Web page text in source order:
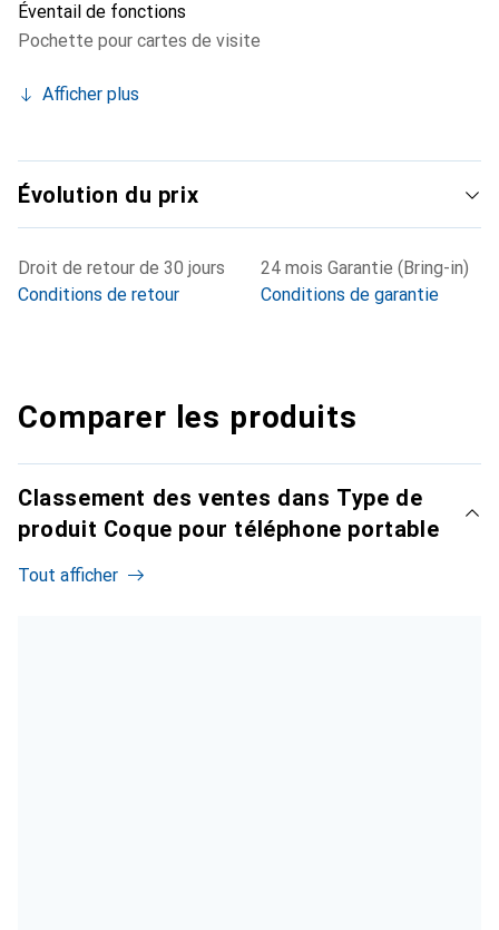
Éventail de fonctions
Pochette pour cartes de visite
Afficher plus
Évolution du prix
Droit de retour de 30 jours
Conditions de retour
24 mois Garantie (Bring-in)
Conditions de garantie
Comparer les produits
Classement des ventes dans Type de
produit Coque pour téléphone portable
Tout afficher